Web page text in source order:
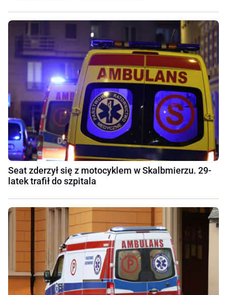
Seat zderzył się z motocyklem w Skalbmierzu. 29-
latek trafił do szpitala